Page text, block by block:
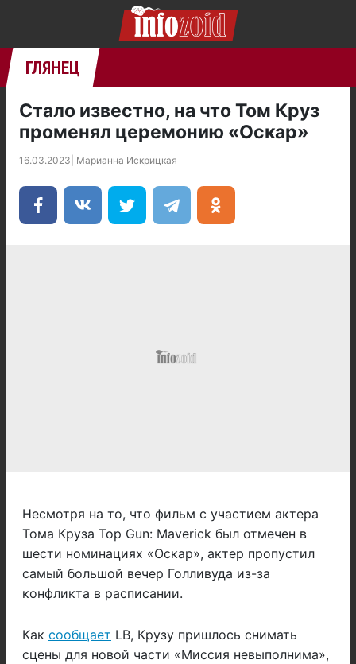
ГЛЯНЕЦ
Стало известно, на что Том Круз
променял церемонию «Оскар»
16.03.2023 Марианна Искрицкая
Несмотря на то, что фильм с участием актера
Тома Круза Top Gun: Maverick был отмечен в
шести номинациях «Оскар», актер пропустил
самый большой вечер Голливуда из-за
конфликта в расписании.
Как сообщает LB, Крузу пришлось снимать
сцены для новой части «Миссия невыполнима»,